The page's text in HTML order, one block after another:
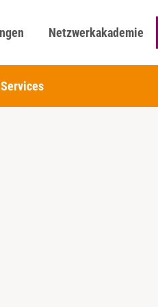
Netzwerkakademie
Services